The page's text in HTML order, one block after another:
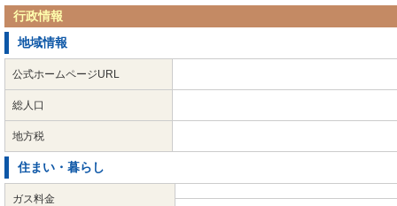
行政情報
地域情報
公式ホームページURL
総人口
地方税
住まい・暮らし
ガス料金